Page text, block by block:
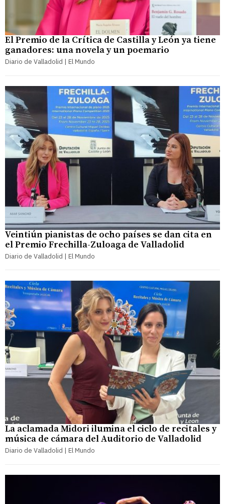
El Premio de la Crítica de Castilla y León ya tiene
ganadores: una novela y un poemario
Diario de Valladolid | El Mundo
Veintiún pianistas de ocho países se dan cita en
el Premio Frechilla-Zuloaga de Valladolid
Diario de Valladolid | El Mundo
La aclamada Midori ilumina el ciclo de recitales y
música de cámara del Auditorio de Valladolid
Diario de Valladolid | El Mundo